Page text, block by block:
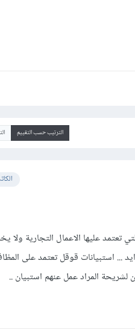
الترتيب حسب التقييم
تعتمد عليها الاعمال التجارية ولا
... استبيانات قوقل تعتمد على
لشريحة المراد عمل عنهم استبيان ..